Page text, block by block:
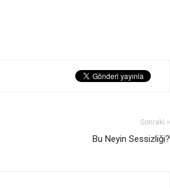
Sonraki »
Bu Neyin Sessizliği?